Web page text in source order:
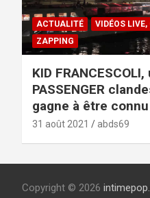
ACTUALITÉ
VIDÉOS
ZAPPING
KID FRANCESCOLI,
PASSENGER
gagne à être connu
31 août 2021 abds69
Copyright © 2026